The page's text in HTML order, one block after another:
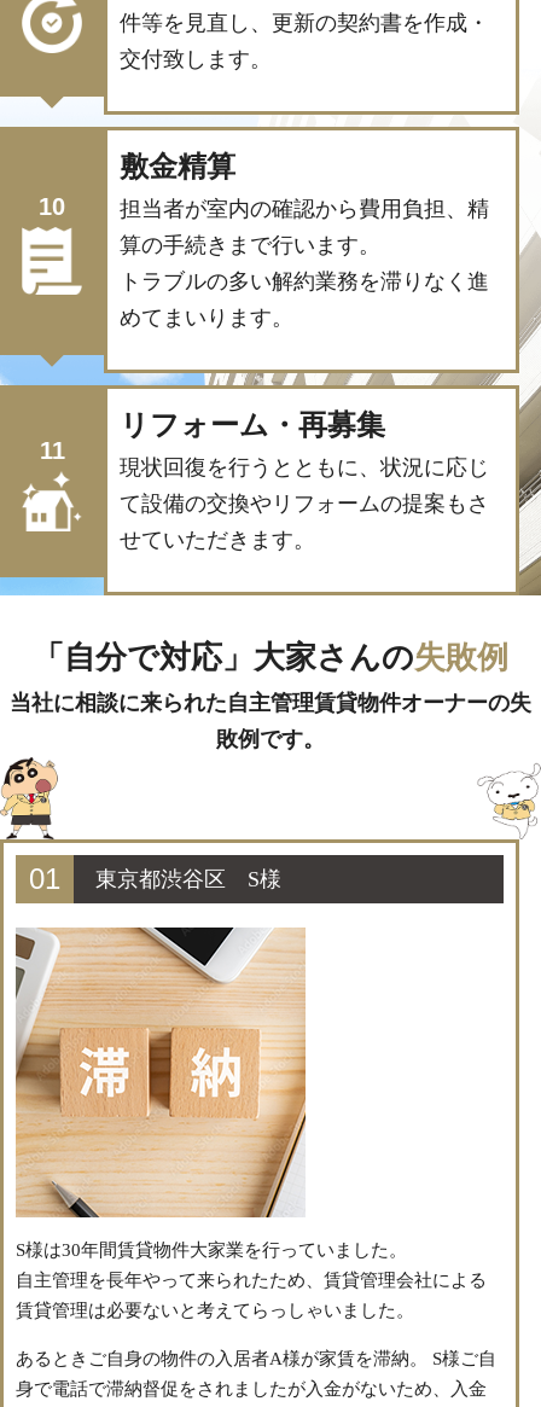
件等を見直し、更新の契約書を作成・
交付致します。
10
敷金精算
担当者が室内の確認から費用負担、精
算の手続きまで行います。
トラブルの多い解約業務を滞りなく進
めてまいります。
11
リフォーム・再募集
現状回復を行うとともに、状況に応じ
て設備の交換やリフォームの提案もさ
せていただきます。
「自分で対応」大家さんの失敗例
当社に相談に来られた自主管理賃貸物件オーナーの失
敗例です。
01 東京都渋谷区 S様
S様は30年間賃貸物件大家業を行っていました。
自主管理を長年やって来られたため、賃貸管理会社による
賃貸管理は必要ないと考えてらっしゃいました。
あるときご自身の物件の入居者A様が家賃を滞納。 S様ご自
身で電話で滞納督促をされましたが入金がないため、入金